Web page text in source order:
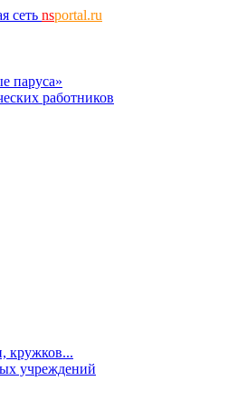
сеть nsportal.ru
паруса»
работников
кружков...
учреждений